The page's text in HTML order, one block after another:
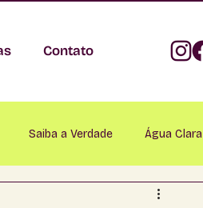
Contato
Saiba a Verdade Água Clara
Aparecida do Taboado